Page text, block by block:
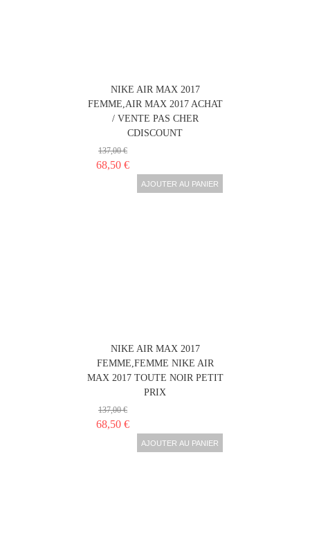
NIKE AIR MAX 2017
FEMME,AIR MAX 2017 ACHAT
/ VENTE PAS CHER
CDISCOUNT
137,00 €
68,50 €
AJOUTER AU PANIER
NIKE AIR MAX 2017
FEMME,FEMME NIKE AIR
MAX 2017 TOUTE NOIR PETIT
PRIX
137,00 €
68,50 €
AJOUTER AU PANIER